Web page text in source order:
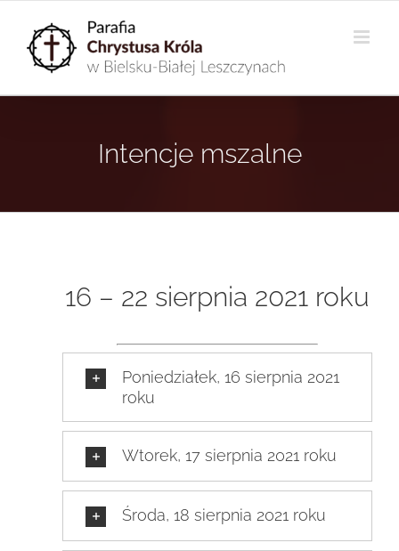
zawartości
Intencje mszalne
16 – 22 sierpnia 2021 roku
Poniedziałek, 16 sierpnia 2021
roku
Wtorek, 17 sierpnia 2021 roku
Środa, 18 sierpnia 2021 roku